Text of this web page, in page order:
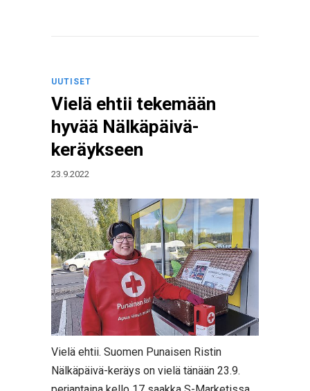
UUTISET
Vielä ehtii tekemään
hyvää Nälkäpäivä-
keräykseen
23.9.2022
Vielä ehtii. Suomen Punaisen Ristin
Nälkäpäivä-keräys on vielä tänään 23.9.